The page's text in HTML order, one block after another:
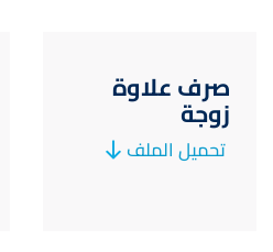
صرف علاوة
زوجة
تحميل الملف